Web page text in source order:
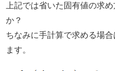
上記では省いた固有値の求
か？
ちなみに手計算で求める場
ます。